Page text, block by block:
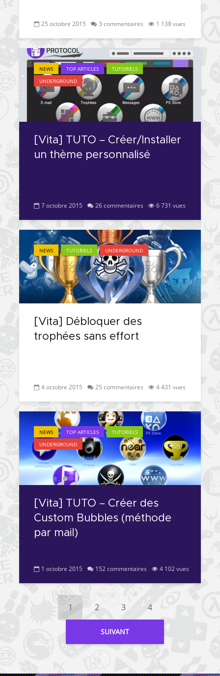
25 octobre 2015 3 commentaires 1 138 vues
NEWS TOP ARTICLES
TUTORIELS
UNDERGROUND
[Vita] TUTO – Créer/Installer
un thème personnalisé
7 octobre 2015 26 commentaires 6 731 vues
NEWS TUTORIELS UNDERGROUND
[Vita] Débloquer des
trophées sans effort
4 octobre 2015 25 commentaires 4 431 vues
NEWS TOP ARTICLES
TUTORIELS
UNDERGROUND
[Vita] TUTO – Créer des
Custom Bubbles (méthode
par mail)
1 octobre 2015 152 commentaires 4 102 vues
1 2 3 4
SUIVANT